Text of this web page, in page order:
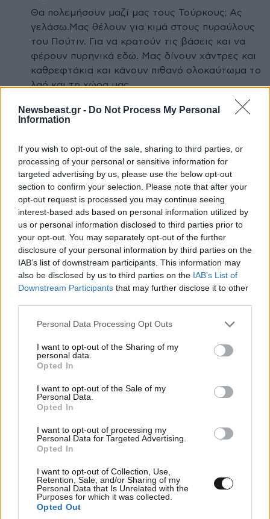
Newsbeast.gr - Do Not Process My Personal
Information
If you wish to opt-out of the sale, sharing to third parties, or
processing of your personal or sensitive information for
targeted advertising by us, please use the below opt-out
section to confirm your selection. Please note that after your
opt-out request is processed you may continue seeing
interest-based ads based on personal information utilized by
us or personal information disclosed to third parties prior to
your opt-out. You may separately opt-out of the further
disclosure of your personal information by third parties on the
IAB’s list of downstream participants. This information may
also be disclosed by us to third parties on the IAB’s List of
Downstream Participants that may further disclose it to other
Please note that this website/app uses one or more Google
not limited to your visit or usage behaviour. You may click to
grant or deny consent to Google and its third-party tags to
use your data for below specified purposes in below Google
consent section.
Personal Data Processing Opt Outs
I want to opt-out of the Sharing of my
personal data.
Opted In
I want to opt-out of the Sale of my
Personal Data.
Opted In
I want to opt-out of processing my
Personal Data for Targeted Advertising.
Opted In
I want to opt-out of Collection, Use,
Retention, Sale, and/or Sharing of my
Personal Data that Is Unrelated with the
Purposes for which it was collected.
Opted Out
Θα πολεμήσουν μαζί μας τους Τούρκους; Ας
γελάσω.Μας θέλουν για κιμά στους πυραύλους
του Πούτιν. Για να κρατούν τις βάσεις και να
φέρουν πυρηνικά εδώ. Μας δίνουν χάντρες και
καθρεφτάκια και κάνουν πιθανό ολοκαύτωμα το
λαό και τη χώρα μας.
Απαντήστε 0
Μα ο Πούτιν 18·05·2021 07:49
Είναι φίλος μας! Τι; Επειδή εξοπλίζει τους
Τούρκους ; Όχι βρε παιδί μου! Οι πυραυλοί
του θα έχουν ... λουλούδια !
Απαντήστε 0
TRENDING
LIFESTYLE08·08·2026 19:12
Εριέττα Κούρκουλου – Τα 33α γενέθλια και τα
φιλιά με τον Βύρωνα Βασιλειάδη: «Καμία στιγμή